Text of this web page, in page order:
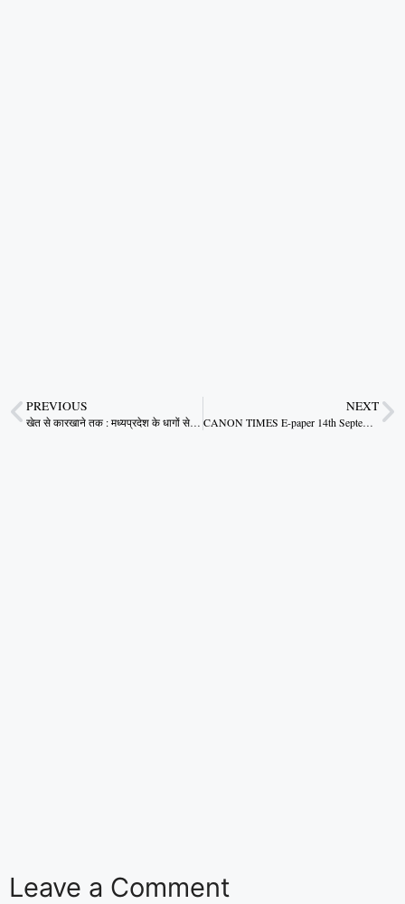
PREVIOUS
खेत से कारखाने तक : मध्यप्रदेश के धागों से बुना नया औद्योगिक सपना
NEXT
CANON TIMES E-paper 14th September 2025
Leave a Comment